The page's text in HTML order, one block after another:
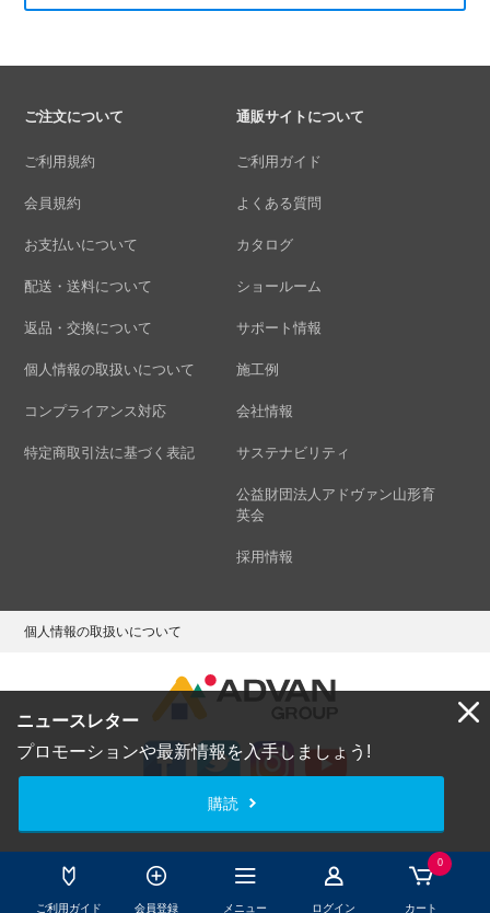
ご利用ガイド 会員登録 メニュー ログイン
0
カート
ニュースレター
プロモーションや最新情報を入手しましょう!
購読
ご注文について
ご利用規約
会員規約
お支払いについて
配送・送料について
返品・交換について
個人情報の取扱いについて
コンプライアンス対応
特定商取引法に基づく表記
通販サイトについて
ご利用ガイド
よくある質問
カタログ
ショールーム
サポート情報
施工例
会社情報
サステナビリティ
公益財団法人アドヴァン山形育
英会
採用情報
個人情報の取扱いについて